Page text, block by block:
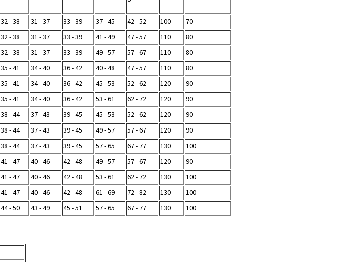
32 - 38 31 - 37 33 - 39 37 - 45 42 - 52 100
70
32 - 38 31 - 37 33 - 39 41 - 49 47 - 57 110
80
32 - 38 31 - 37 33 - 39 49 - 57 57 - 67 110
80
35 - 41 34 - 40 36 - 42 40 - 48 47 - 57 110
80
35 - 41 34 - 40 36 - 42 45 - 53 52 - 62 120
90
35 - 41 34 - 40 36 - 42 53 - 61 62 - 72 120
90
38 - 44 37 - 43 39 - 45 45 - 53 52 - 62 120
90
38 - 44 37 - 43 39 - 45 49 - 57 57 - 67 120
90
38 - 44 37 - 43 39 - 45 57 - 65 67 - 77 130
100
41 - 47 40 - 46 42 - 48 49 - 57 57 - 67 120
90
41 - 47 40 - 46 42 - 48 53 - 61 62 - 72 130
100
41 - 47 40 - 46 42 - 48 61 - 69 72 - 82 130
100
44 - 50 43 - 49 45 - 51 57 - 65 67 - 77 130 100